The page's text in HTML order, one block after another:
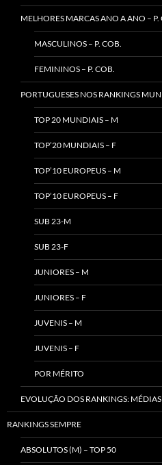
MELHORES MARCAS ANO A ANO – P.
MASCULINOS – P. COB.
FEMININOS – P. COB.
PORTUGUESES NOS RANKINGS
TOP 20 MUNDIAIS – M
TOP’20 MUNDIAIS – F
TOP’10 EUROPEUS – M
TOP’10 EUROPEUS – F
SUB 23-M
SUB 23-F
JUNIORES – M
JUNIORES – F
JUVENIS – M
JUVENIS – F
POR MÉRITO
EVOLUÇÃO DOS RANKINGS:
RANKINGS SEMPRE
ABSOLUTOS (M) – TOP 50